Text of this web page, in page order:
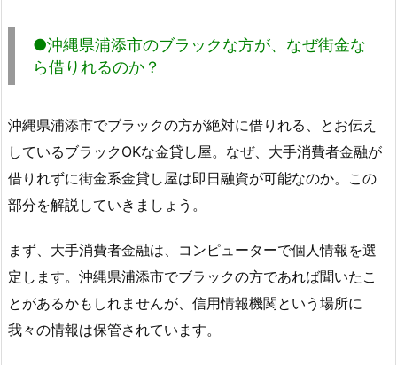
●沖縄県浦添市のブラックな方が、なぜ街金な
ら借りれるのか？
沖縄県浦添市でブラックの方が絶対に借りれる、とお伝え
しているブラックOKな金貸し屋。なぜ、大手消費者金融が
借りれずに街金系金貸し屋は即日融資が可能なのか。この
部分を解説していきましょう。
まず、大手消費者金融は、コンピューターで個人情報を選
定します。沖縄県浦添市でブラックの方であれば聞いたこ
とがあるかもしれませんが、信用情報機関という場所に
我々の情報は保管されています。